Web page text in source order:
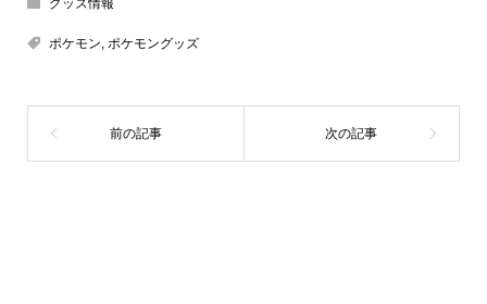
グッズ情報
ポケモン, ポケモングッズ